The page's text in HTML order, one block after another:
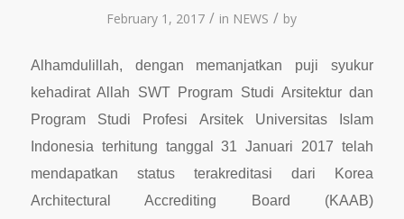
February 1, 2017 / in NEWS / by
Alhamdulillah, dengan memanjatkan puji syukur
kehadirat Allah SWT Program Studi Arsitektur dan
Program Studi Profesi Arsitek Universitas Islam
Indonesia terhitung tanggal 31 Januari 2017 telah
mendapatkan status terakreditasi dari Korea
Architectural Accrediting Board (KAAB)